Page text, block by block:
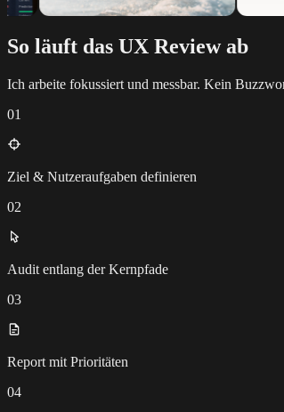
So läuft das UX Review ab
Ich arbeite fokussiert und messbar. Kein
01
Ziel & Nutzeraufgaben definieren
02
Audit entlang der Kernpfade
03
Report mit Prioritäten
04